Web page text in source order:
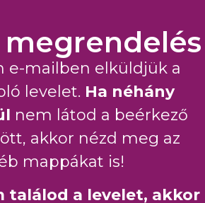
megrendelés
e-mailben elküldjük a
levelet. Ha néhány
nem látod a beérkező
akkor nézd meg az
mappákat is!
találod a levelet, akkor